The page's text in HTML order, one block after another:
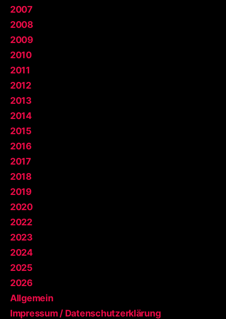
2007
2008
2009
2010
2011
2012
2013
2014
2015
2016
2017
2018
2019
2020
2022
2023
2024
2025
2026
Allgemein
Impressum / Datenschutzerklärung